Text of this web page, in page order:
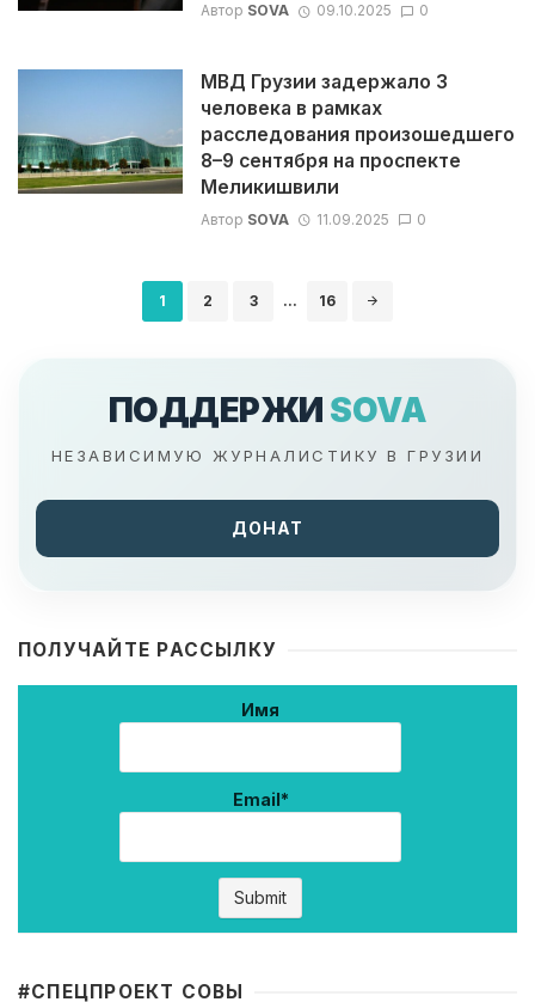
Автор SOVA 09.10.2025 0
МВД Грузии задержало 3
человека в рамках
расследования произошедшего
8–9 сентября на проспекте
Меликишвили
Автор SOVA 11.09.2025 0
1 2 3 ... 16
ПОДДЕРЖИ SOVA
НЕЗАВИСИМУЮ ЖУРНАЛИСТИКУ В ГРУЗИИ
ДОНАТ
ПОЛУЧАЙТЕ РАССЫЛКУ
Имя
Email*
#CПЕЦПРОЕКТ СОВЫ